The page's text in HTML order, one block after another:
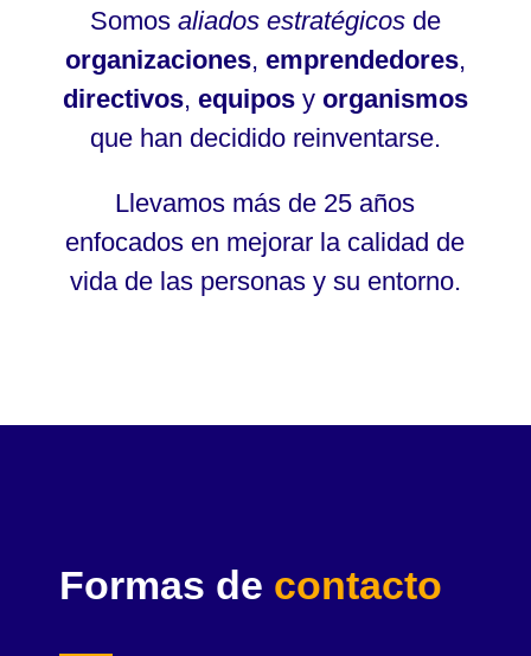
Somos aliados estratégicosde
organizaciones, emprendedores,
directivos, equiposy organismos
que han decidido reinventarse.
Llevamos más de 25 años
enfocados en mejorar la calidad de
vida de las personas y su entorno.
Formas de contacto